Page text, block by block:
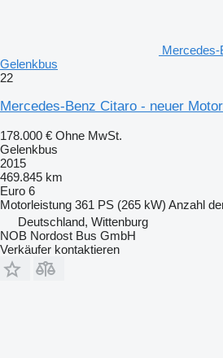
Mercedes-
Gelenkbus
22
Mercedes-Benz Citaro - neuer
178.000 € Ohne MwSt.
Gelenkbus
2015
469.845 km
Euro 6
Motorleistung 361 PS (265 kW) Anzahl
Deutschland, Wittenburg
NOB Nordost Bus GmbH
Verkäufer kontaktieren